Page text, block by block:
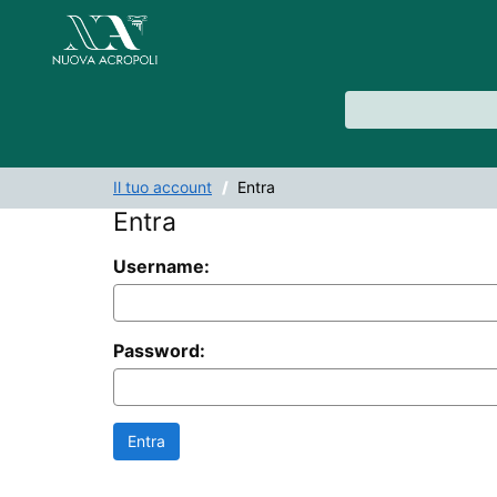
VuFind
Il tuo account Entra
Entra
Username:
Password: